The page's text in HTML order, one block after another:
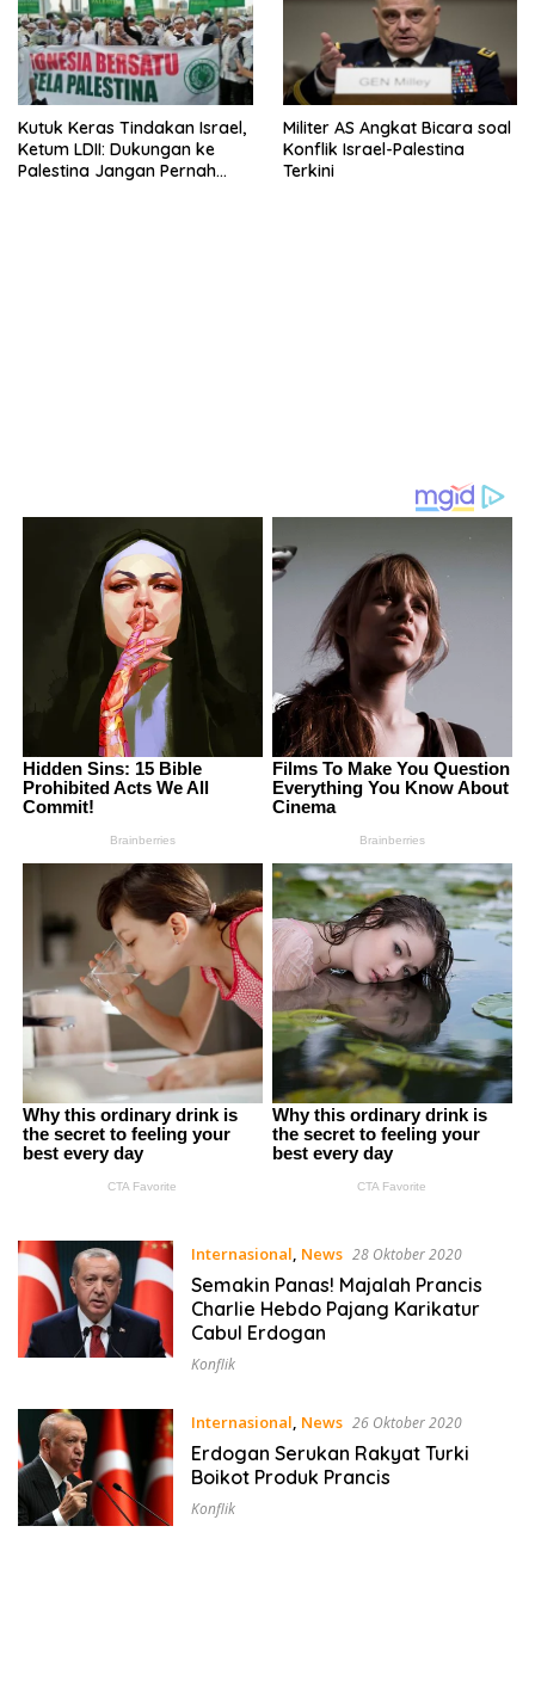
Kutuk Keras Tindakan Israel,
Ketum LDII: Dukungan ke
Palestina Jangan Pernah
Militer AS Angkat Bicara soal
Konflik Israel-Palestina
Terkini
Internasional, News 28 Oktober 2020
Semakin Panas! Majalah Prancis
Charlie Hebdo Pajang Karikatur
Cabul Erdogan
Konflik
Internasional, News 26 Oktober 2020
Erdogan Serukan Rakyat Turki
Boikot Produk Prancis
Konflik